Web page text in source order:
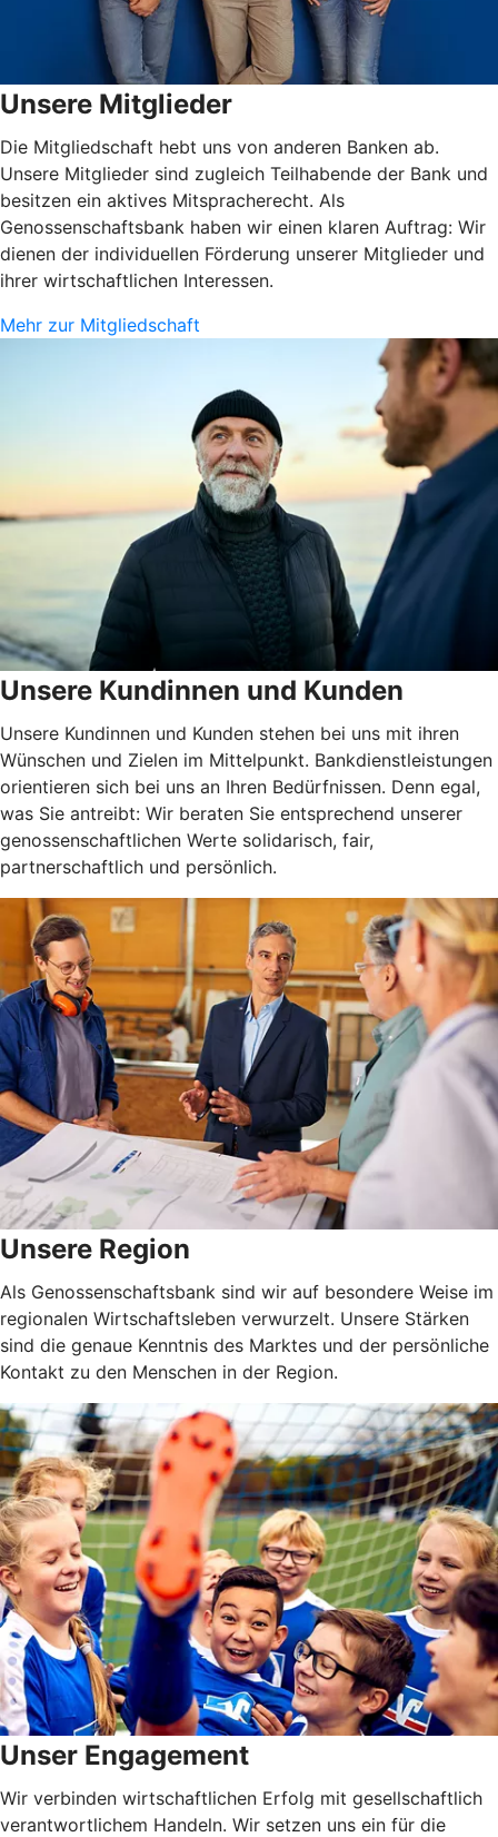
Unsere Mitglieder
Die Mitgliedschaft hebt uns von anderen Banken ab.
Unsere Mitglieder sind zugleich Teilhabende der Bank und
besitzen ein aktives Mitspracherecht. Als
Genossenschaftsbank haben wir einen klaren Auftrag: Wir
dienen der individuellen Förderung unserer Mitglieder und
ihrer wirtschaftlichen Interessen.
Mehr zur Mitgliedschaft
Unsere Kundinnen und Kunden
Unsere Kundinnen und Kunden stehen bei uns mit ihren
Wünschen und Zielen im Mittelpunkt. Bankdienstleistungen
orientieren sich bei uns an Ihren Bedürfnissen. Denn egal,
was Sie antreibt: Wir beraten Sie entsprechend unserer
genossenschaftlichen Werte solidarisch, fair,
partnerschaftlich und persönlich.
Unsere Region
Als Genossenschaftsbank sind wir auf besondere Weise im
regionalen Wirtschaftsleben verwurzelt. Unsere Stärken
sind die genaue Kenntnis des Marktes und der persönliche
Kontakt zu den Menschen in der Region.
Unser Engagement
Wir verbinden wirtschaftlichen Erfolg mit gesellschaftlich
verantwortlichem Handeln. Wir setzen uns ein für die